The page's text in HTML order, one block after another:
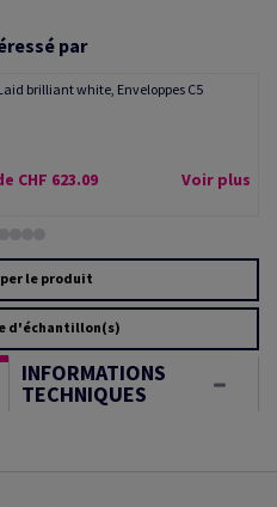
par
brilliant white, Enveloppes C5
CHF 623.09 Voir plus
le produit
d'échantillon(s)
INFORMATIONS
TECHNIQUES